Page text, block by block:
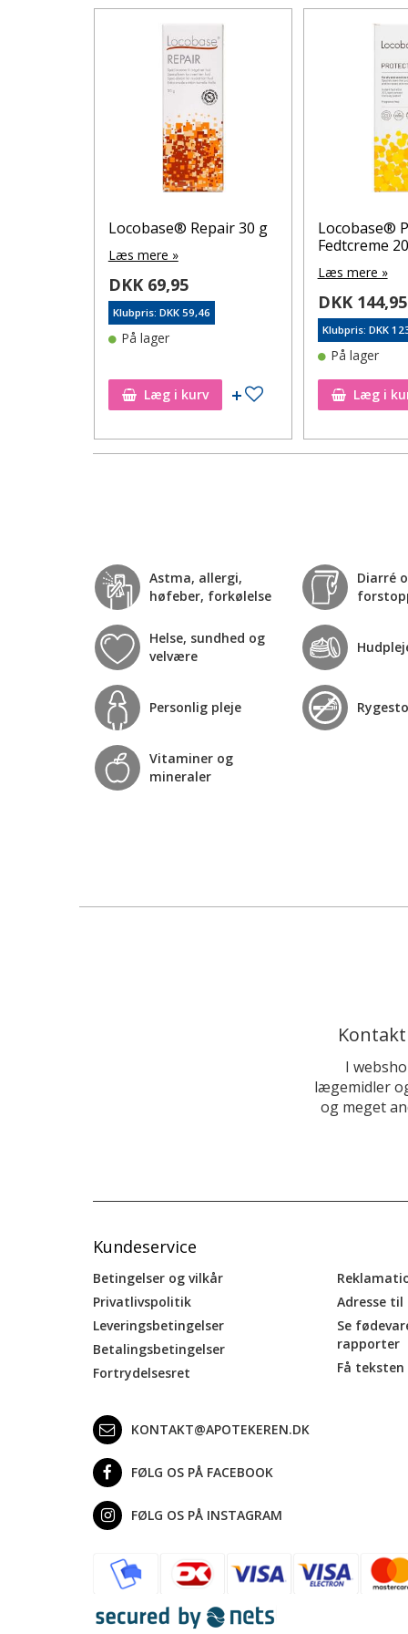
Tilføj til ønskeseddel
Locobase® Repair 30 g
Læs mere »
DKK 69,95
Klubpris: DKK 59,46
På lager
Læg i kurv Tilføj til ønskeseddel
Locobase®
Fedtcreme
Læs mere »
DKK 144,95
Klubpris: DKK
På lager
Læg i
Astma, allergi,
høfeber, forkølelse
Diarré
Helse, sundhed og
velvære
Personlig pleje
Vitaminer og
mineraler
I
lægemidler
og meget
Kundeservice
Betingelser og vilkår
Privatlivspolitik
Leveringsbetingelser
Betalingsbetingelser
Fortrydelsesret
Adresse
Se
rapporter
Få
KONTAKT@APOTEKEREN.DK
FØLG OS PÅ FACEBOOK
FØLG OS PÅ INSTAGRAM